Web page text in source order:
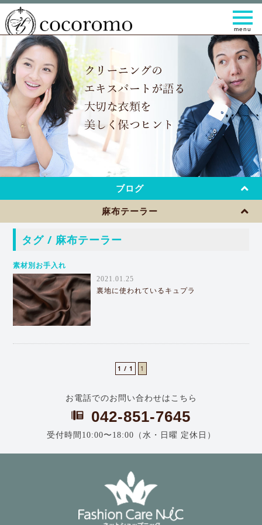
t
o
g
g
l
e
n
a
v
i
g
a
t
i
o
n
ブログ
麻布テーラー
タグ / 麻布テーラー
素材別お手入れ
2021.01.25
裏地に使われているキュプラ
1 / 1 1
お電話でのお問い合わせはこちら
042-851-7645
受付時間10:00〜18:00（水・日曜 定休日）